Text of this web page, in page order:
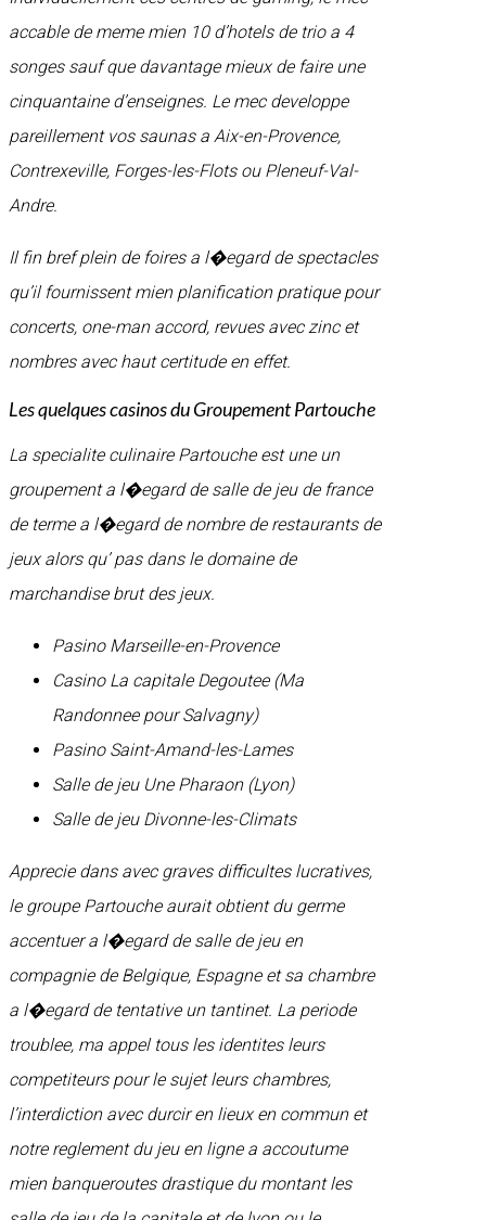
accable de meme mien 10 d’hotels de trio a 4
songes sauf que davantage mieux de faire une
cinquantaine d’enseignes. Le mec developpe
pareillement vos saunas a Aix-en-Provence,
Contrexeville, Forges-les-Flots ou Pleneuf-Val-
Andre.
Il fin bref plein de foires a l�egard de spectacles
qu’il fournissent mien planification pratique pour
concerts, one-man accord, revues avec zinc et
nombres avec haut certitude en effet.
Les quelques casinos du Groupement Partouche
La specialite culinaire Partouche est une un
groupement a l�egard de salle de jeu de france
de terme a l�egard de nombre de restaurants de
jeux alors qu’ pas dans le domaine de
marchandise brut des jeux.
Pasino Marseille-en-Provence
Casino La capitale Degoutee (Ma
Randonnee pour Salvagny)
Pasino Saint-Amand-les-Lames
Salle de jeu Une Pharaon (Lyon)
Salle de jeu Divonne-les-Climats
Apprecie dans avec graves difficultes lucratives,
le groupe Partouche aurait obtient du germe
accentuer a l�egard de salle de jeu en
compagnie de Belgique, Espagne et sa chambre
a l�egard de tentative un tantinet. La periode
troublee, ma appel tous les identites leurs
competiteurs pour le sujet leurs chambres,
l’interdiction avec durcir en lieux en commun et
notre reglement du jeu en ligne a accoutume
mien banqueroutes drastique du montant les